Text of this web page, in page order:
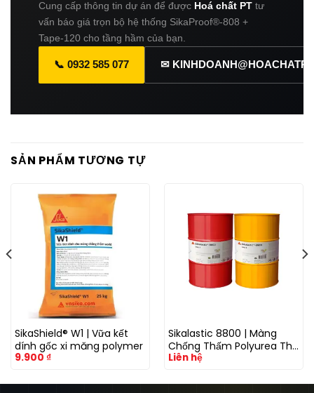
Cung cấp thông tin dự án để được Hoá chất PT tư
vấn báo giá trọn bộ hệ thống SikaProof®-808 +
Tape-120 cho tầng hầm của bạn.
📞 0932 585 077 ✉
SẢN PHẨM TƯƠNG TỰ
SikaShield® W1 | Vữa kết
dính gốc xi măng polymer
9.900 ₫
Sikalastic 8800 | Màng
Chống Thấm Polyurea Thi
Công Phun Nóng
Liên hệ